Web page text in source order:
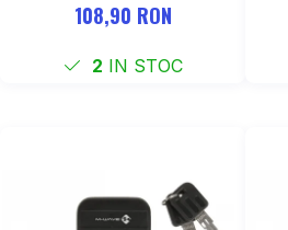
108,90 RON
2 IN STOC